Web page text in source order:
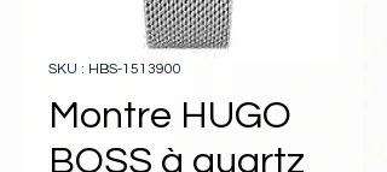
SKU : HBS-1513900
Montre HUGO
BOSS à quartz